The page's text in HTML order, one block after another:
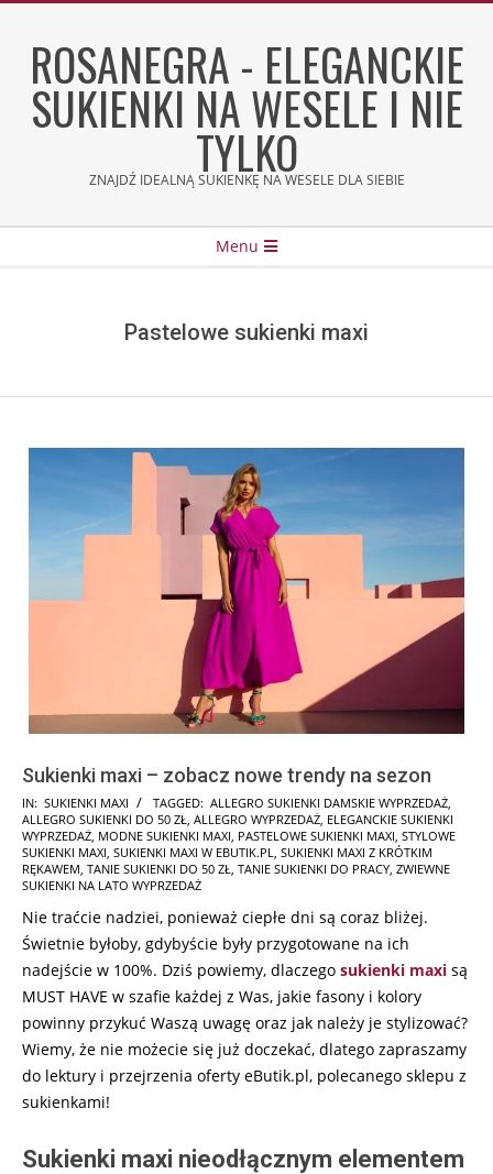
contentROSANEGRA - ELEGANCKIE
SUKIENKI NA WESELE I NIE
TYLKO
ZNAJDŹ IDEALNĄ SUKIENKĘ NA WESELE DLA SIEBIE
Menu
Pastelowe sukienki maxi
Sukienki maxi – zobacz nowe trendy na sezon
2025-
10-
20
IN: SUKIENKI MAXI TAGGED: ALLEGRO SUKIENKI DAMSKIE WYPRZEDAŻ
ALLEGRO SUKIENKI DO 50 ZŁ ALLEGRO WYPRZEDAŻ ELEGANCKIE SUKIENKI
WYPRZEDAŻ MODNE SUKIENKI MAXI PASTELOWE SUKIENKI MAXI STYLOWE
SUKIENKI MAXI SUKIENKI MAXI W EBUTIK.PL
SUKIENKI MAXI Z KRÓTKIM
RĘKAWEM TANIE SUKIENKI DO 50 ZŁ TANIE SUKIENKI DO PRACY ZWIEWNE
SUKIENKI NA LATO WYPRZEDAŻ
Nie traćcie nadziei, ponieważ ciepłe dni są coraz bliżej.
Świetnie byłoby, gdybyście były przygotowane na ich
nadejście w 100%. Dziś powiemy, dlaczego sukienki maxi są
MUST HAVE w szafie każdej z Was, jakie fasony i kolory
powinny przykuć Waszą uwagę oraz jak należy je stylizować?
Wiemy, że nie możecie się już doczekać, dlatego zapraszamy
do lektury i przejrzenia oferty eButik.pl, polecanego sklepu z
sukienkami!
Sukienki maxi nieodłącznym elementem